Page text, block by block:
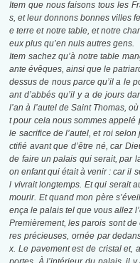
Item que nous faisons tous les
s, et leur donnons bonnes villes
e terre et notre table, et notre
eux plus qu’en nuls autres gens.
Item sachez qu’à notre table
ante évêques, ainsi que le
dessus de nous parce qu’il a le
ant d’abbés qu’il y a de jours
l’an à l’autel de Saint Thomas,
t pour cela nous sommes appelé
le sacrifice de l’autel, et roi
ctifié avant que d’être né, car
de faire un palais qui serait, par
on enfant qui était à venir : car il
l vivrait longtemps. Et qui serait
mourir. Et quand mon père
ença le palais tel que vous allez
Premièrement, les parois sont
res précieuses, ornée par
x. Le pavement est de cristal et,